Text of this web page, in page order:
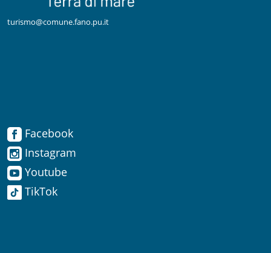
Instagram
Youtube
turismo@comune.fano.pu.it
Facebook
Instagram
Youtube
TikTok